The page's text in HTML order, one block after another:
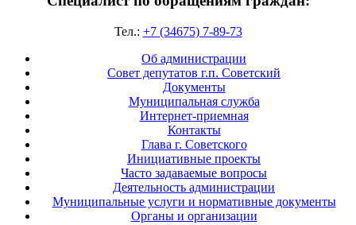
Тел.: +7 (34675) 7-89-73
Об администрации
Совет депутатов г.п. Советский
Документы
Муниципальная служба
Интернет-приемная
Контакты
Глава г. Советского
Инициативные проекты
Часто задаваемые вопросы
Деятельность администрации
Муниципальные услуги и нормативные документы
Органы и организации